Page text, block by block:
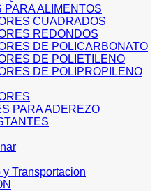
ALIMENTOS
CUADRADOS
REDONDOS
DE POLICARBONATO
DE POLIETILENO
DE POLIPROPILENO
PARA ADEREZO
Transportacion